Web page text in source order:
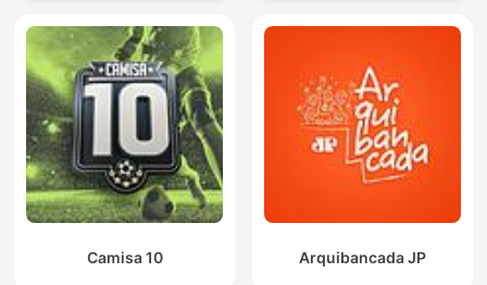
Camisa 10 Arquibancada JP